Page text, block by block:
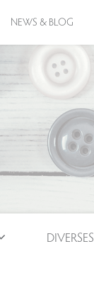
NEWS & BLOG
DIVERSES